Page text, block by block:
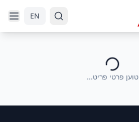
EN
טוען פרטי פריט...